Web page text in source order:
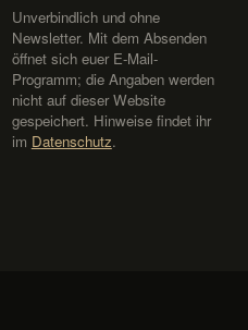
Unverbindlich und ohne
Newsletter. Mit dem Absenden
öffnet sich euer E-Mail-
Programm; die Angaben werden
nicht auf dieser Website
gespeichert. Hinweise findet ihr
im Datenschutz.